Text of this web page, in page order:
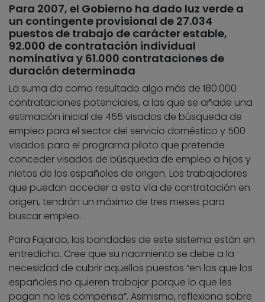
Para 2007, el Gobierno ha dado luz verde a
un contingente provisional de 27.034
puestos de trabajo de carácter estable,
92.000 de contratación individual
nominativa y 61.000 contrataciones de
duración determinada
La suma da como resultado algo más de 180.000
contrataciones potenciales, a las que se añade una
estimación inicial de 455 visados de búsqueda de
empleo para el sector del servicio doméstico y 500
visados para el programa piloto que pretende
conceder visados de búsqueda de empleo a hijos y
nietos de los españoles de origen. Los trabajadores
que puedan acceder a esta vía de contratación en
origen, tendrán un máximo de tres meses para
buscar empleo.
Para Fajardo, las bondades de este sistema están en
entredicho. Cree que su nacimiento se debe a la
necesidad de cubrir aquellos puestos “en los que los
españoles no quieren trabajar porque lo que les
pagan no les compensa”. Asimismo, reflexiona sobre